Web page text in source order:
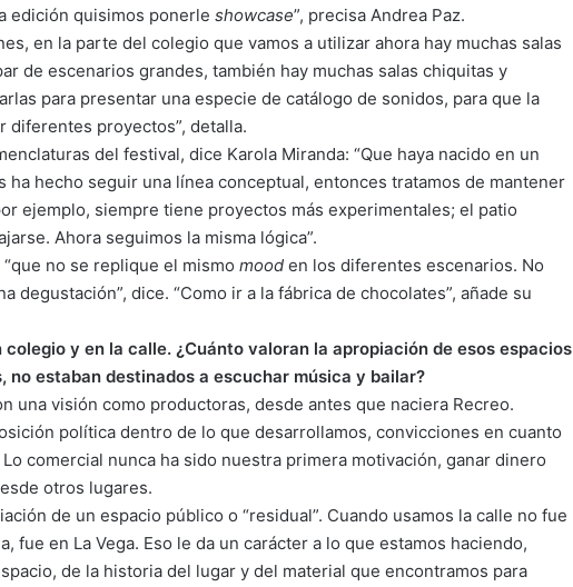
edición quisimos ponerle showcase”, precisa Andrea Paz.
en la parte del colegio que vamos a utilizar ahora hay muchas salas
de escenarios grandes, también hay muchas salas chiquitas y
para presentar una especie de catálogo de sonidos, para que la
diferentes proyectos”, detalla.
del festival, dice Karola Miranda: “Que haya nacido en un
ha hecho seguir una línea conceptual, entonces tratamos de mantener
ejemplo, siempre tiene proyectos más experimentales; el patio
Ahora seguimos la misma lógica”.
no se replique el mismo mood en los diferentes escenarios. No
degustación”, dice. “Como ir a la fábrica de chocolates”, añade su
y en la calle. ¿Cuánto valoran la apropiación de esos espacios
no estaban destinados a escuchar música y bailar?
una visión como productoras, desde antes que naciera Recreo.
política dentro de lo que desarrollamos, convicciones en cuanto
comercial nunca ha sido nuestra primera motivación, ganar dinero
otros lugares.
de un espacio público o “residual”. Cuando usamos la calle no fue
fue en La Vega. Eso le da un carácter a lo que estamos haciendo,
de la historia del lugar y del material que encontramos para